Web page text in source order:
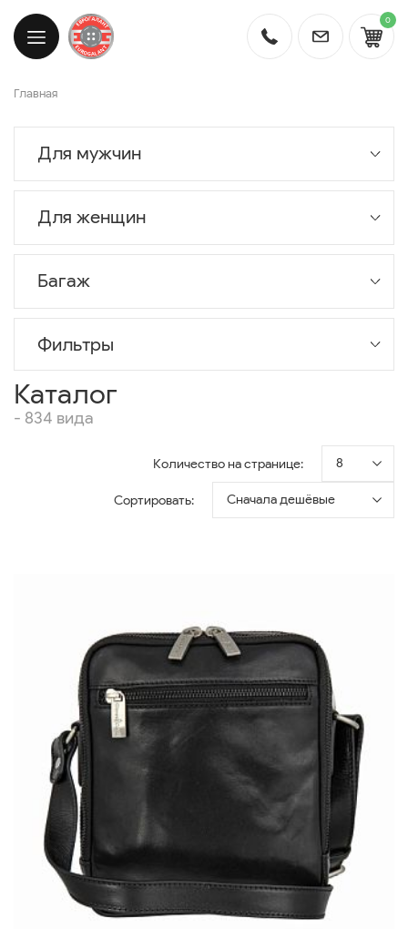
0
Главная
Для мужчин
Для женщин
Багаж
Фильтры
Каталог
- 834 вида
Количество на странице: 8
Сортировать: Сначала дешёвые